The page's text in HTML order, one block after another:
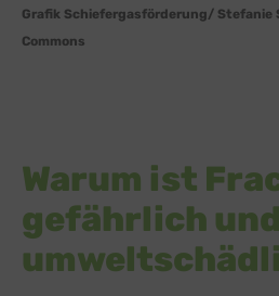
Grafik Schiefergasförderung/ Stefanie
Commons
Warum ist
gefährlich und